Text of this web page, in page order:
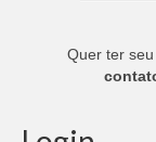
Quer ter